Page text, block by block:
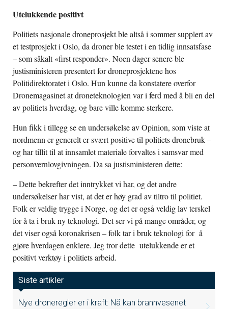
Utelukkende positivt
Politiets nasjonale droneprosjekt ble altså i sommer supplert av
et testprosjekt i Oslo, da droner ble testet i en tidlig innsatsfase
– som såkalt «first responder». Noen dager senere ble
justisministeren presentert for droneprosjektene hos
Politidirektoratet i Oslo. Hun kunne da konstatere overfor
Dronemagasinet at droneteknologien var i ferd med å bli en del
av politiets hverdag, og bare ville komme sterkere.
Hun fikk i tillegg se en undersøkelse av Opinion, som viste at
nordmenn er generelt er svært positive til politiets dronebruk –
og har tillit til at innsamlet materiale forvaltes i samsvar med
personvernlovgivningen. Da sa justisministeren dette:
– Dette bekrefter det inntrykket vi har, og det andre
undersøkelser har vist, at det er høy grad av tiltro til politiet.
Folk er veldig trygge i Norge, og det er også veldig lav terskel
for å ta i bruk ny teknologi. Det ser vi på mange områder, og
det viser også koronakrisen – folk tar i bruk teknologi for å
gjøre hverdagen enklere. Jeg tror dette utelukkende er et
positivt verktøy i politiets arbeid.
Siste artikler
Nye droneregler er i kraft: Nå kan brannvesenet